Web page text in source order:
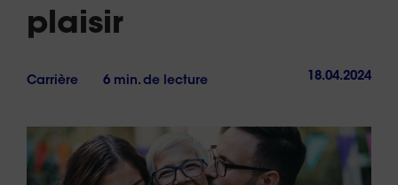
plaisir
Carrière 6 min. de lecture 18.04.2024